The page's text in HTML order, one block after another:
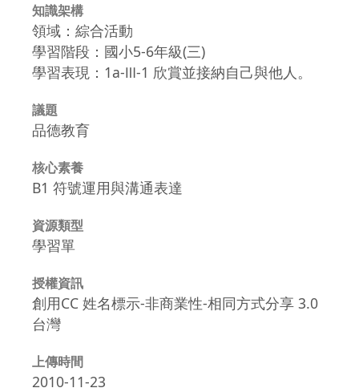
知識架構
領域：綜合活動
學習階段：國小5-6年級(三)
學習表現：1a-Ⅲ-1 欣賞並接納自己與他人。
議題
品德教育
核心素養
B1 符號運用與溝通表達
資源類型
學習單
授權資訊
創用CC 姓名標示-非商業性-相同方式分享 3.0
台灣
上傳時間
2010-11-23